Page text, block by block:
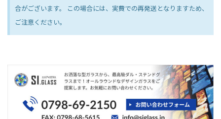
合がございます。 この場合には、実費での再発送となりますため、
ご注意ください。